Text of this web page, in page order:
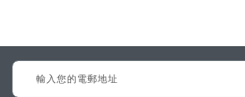
Sign
Up